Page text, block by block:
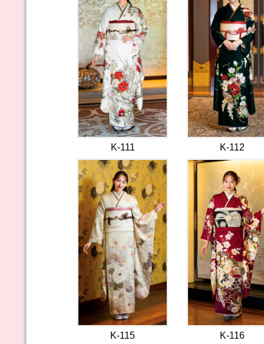
K-111 K-112
K-115 K-116